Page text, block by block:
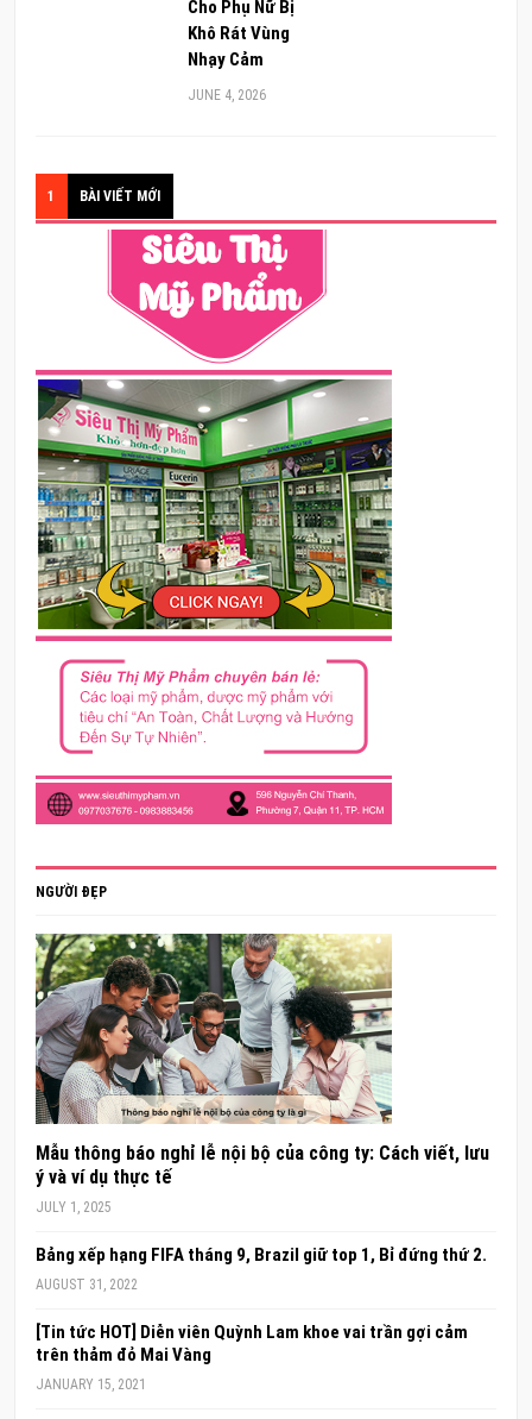
Cho Phụ Nữ Bị
Khô Rát Vùng
Nhạy Cảm
JUNE 4, 2026
1 BÀI VIẾT MỚI
NGƯỜI ĐẸP
Mẫu thông báo nghỉ lễ nội bộ của công ty: Cách viết, lưu
ý và ví dụ thực tế
JULY 1, 2025
Bảng xếp hạng FIFA tháng 9, Brazil giữ top 1, Bỉ đứng thứ 2.
AUGUST 31, 2022
[Tin tức HOT] Diễn viên Quỳnh Lam khoe vai trần gợi cảm
trên thảm đỏ Mai Vàng
JANUARY 15, 2021